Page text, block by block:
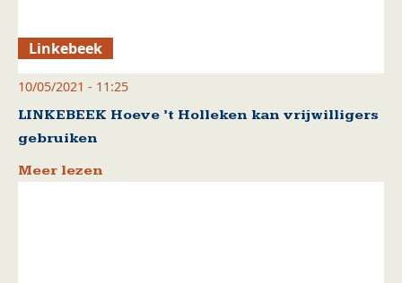
Linkebeek
10/05/2021 - 11:25
LINKEBEEK Hoeve ’t Holleken kan vrijwilligers
gebruiken
Meer lezen